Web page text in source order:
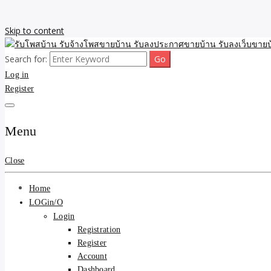
Skip to content
รับโพสบ้าน รับจ้างโพสขา
รับโพสบ้าน ที่ดิน SEOขายบ้
รับจ้างโพสขายบ้าน รับลงเว็บขายบ้าน รับโพสบ้าน รับลงประกาศขายบ้
Search for:
Log in
Register
Menu
Close
Home
LOGin/O
Login
Registration
Register
Account